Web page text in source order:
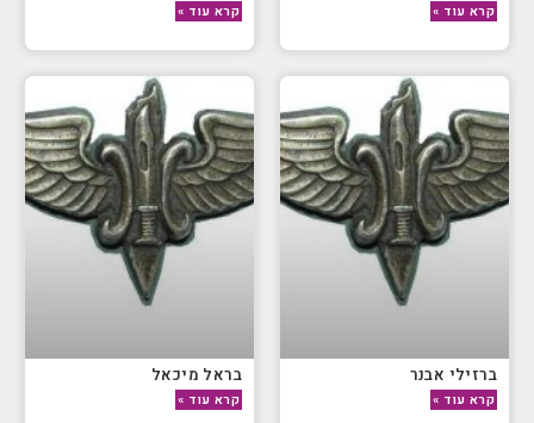
קרא עוד » קרא עוד »
ברזילי אבנר
קרא עוד »
בראל מיכאל
קרא עוד »